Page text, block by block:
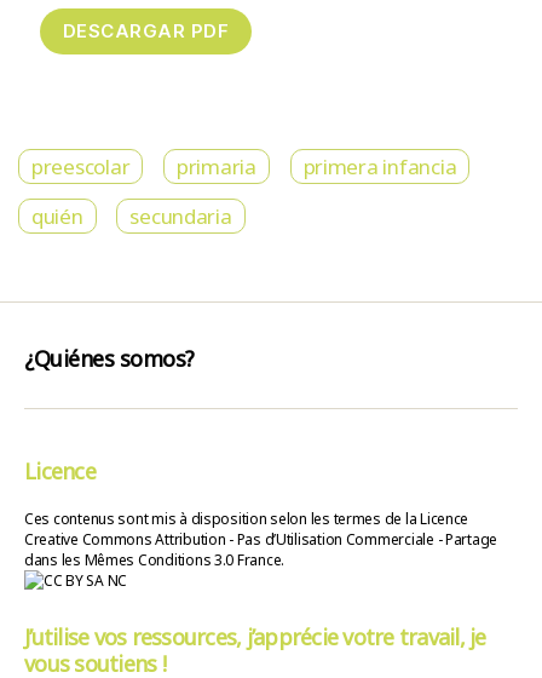
preescolar primaria
primera infancia
quién
secundaria
¿Quiénes somos?
Licence
Ces contenus sont mis à disposition selon les termes de la Licence
Creative Commons Attribution - Pas d’Utilisation Commerciale - Partage
dans les Mêmes Conditions 3.0 France.
J’utilise vos ressources, j’apprécie votre travail, je
vous soutiens !